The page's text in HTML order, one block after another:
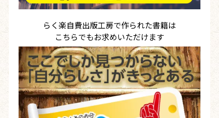
らく楽自費出版工房で作られた書籍は
こちらでもお求めいただけます